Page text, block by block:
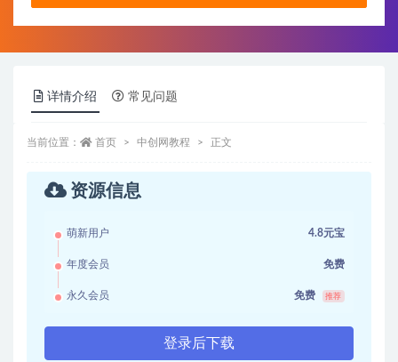
详情介绍 常见问题
当前位置： 首页 中创网教程 正文
资源信息
萌新用户 4.8元宝
年度会员 免费
永久会员 免费 推荐
登录后下载